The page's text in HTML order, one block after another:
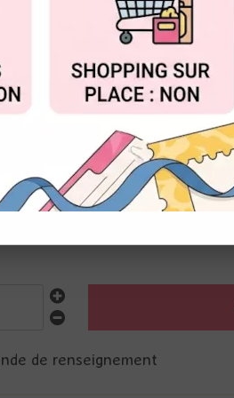
épuisement du stock
de renseignement
ACCEPTER TOUT